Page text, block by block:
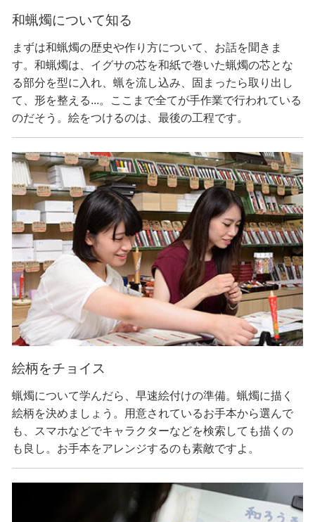
和蝋燭について知る
まずは和蝋燭の歴史や作り方について、お話を聞きま
す。和蝋燭は、イグサの芯を和紙で巻いた蝋燭の芯とな
る部分を型に入れ、蝋を流し込み、固まったら取り出し
て、形を整える...。ここまで全てが手作業で行われている
のだそう。絵をつけるのは、最後の工程です。
絵柄をチョイス
蝋燭について学んだら、早速絵付けの準備。蝋燭に描く
絵柄を決めましょう。用意されているお手本から選んで
も、スマホなどでキャラクターなどを検索しても描くの
も良し。お手本をアレンジするのも素敵ですよ。